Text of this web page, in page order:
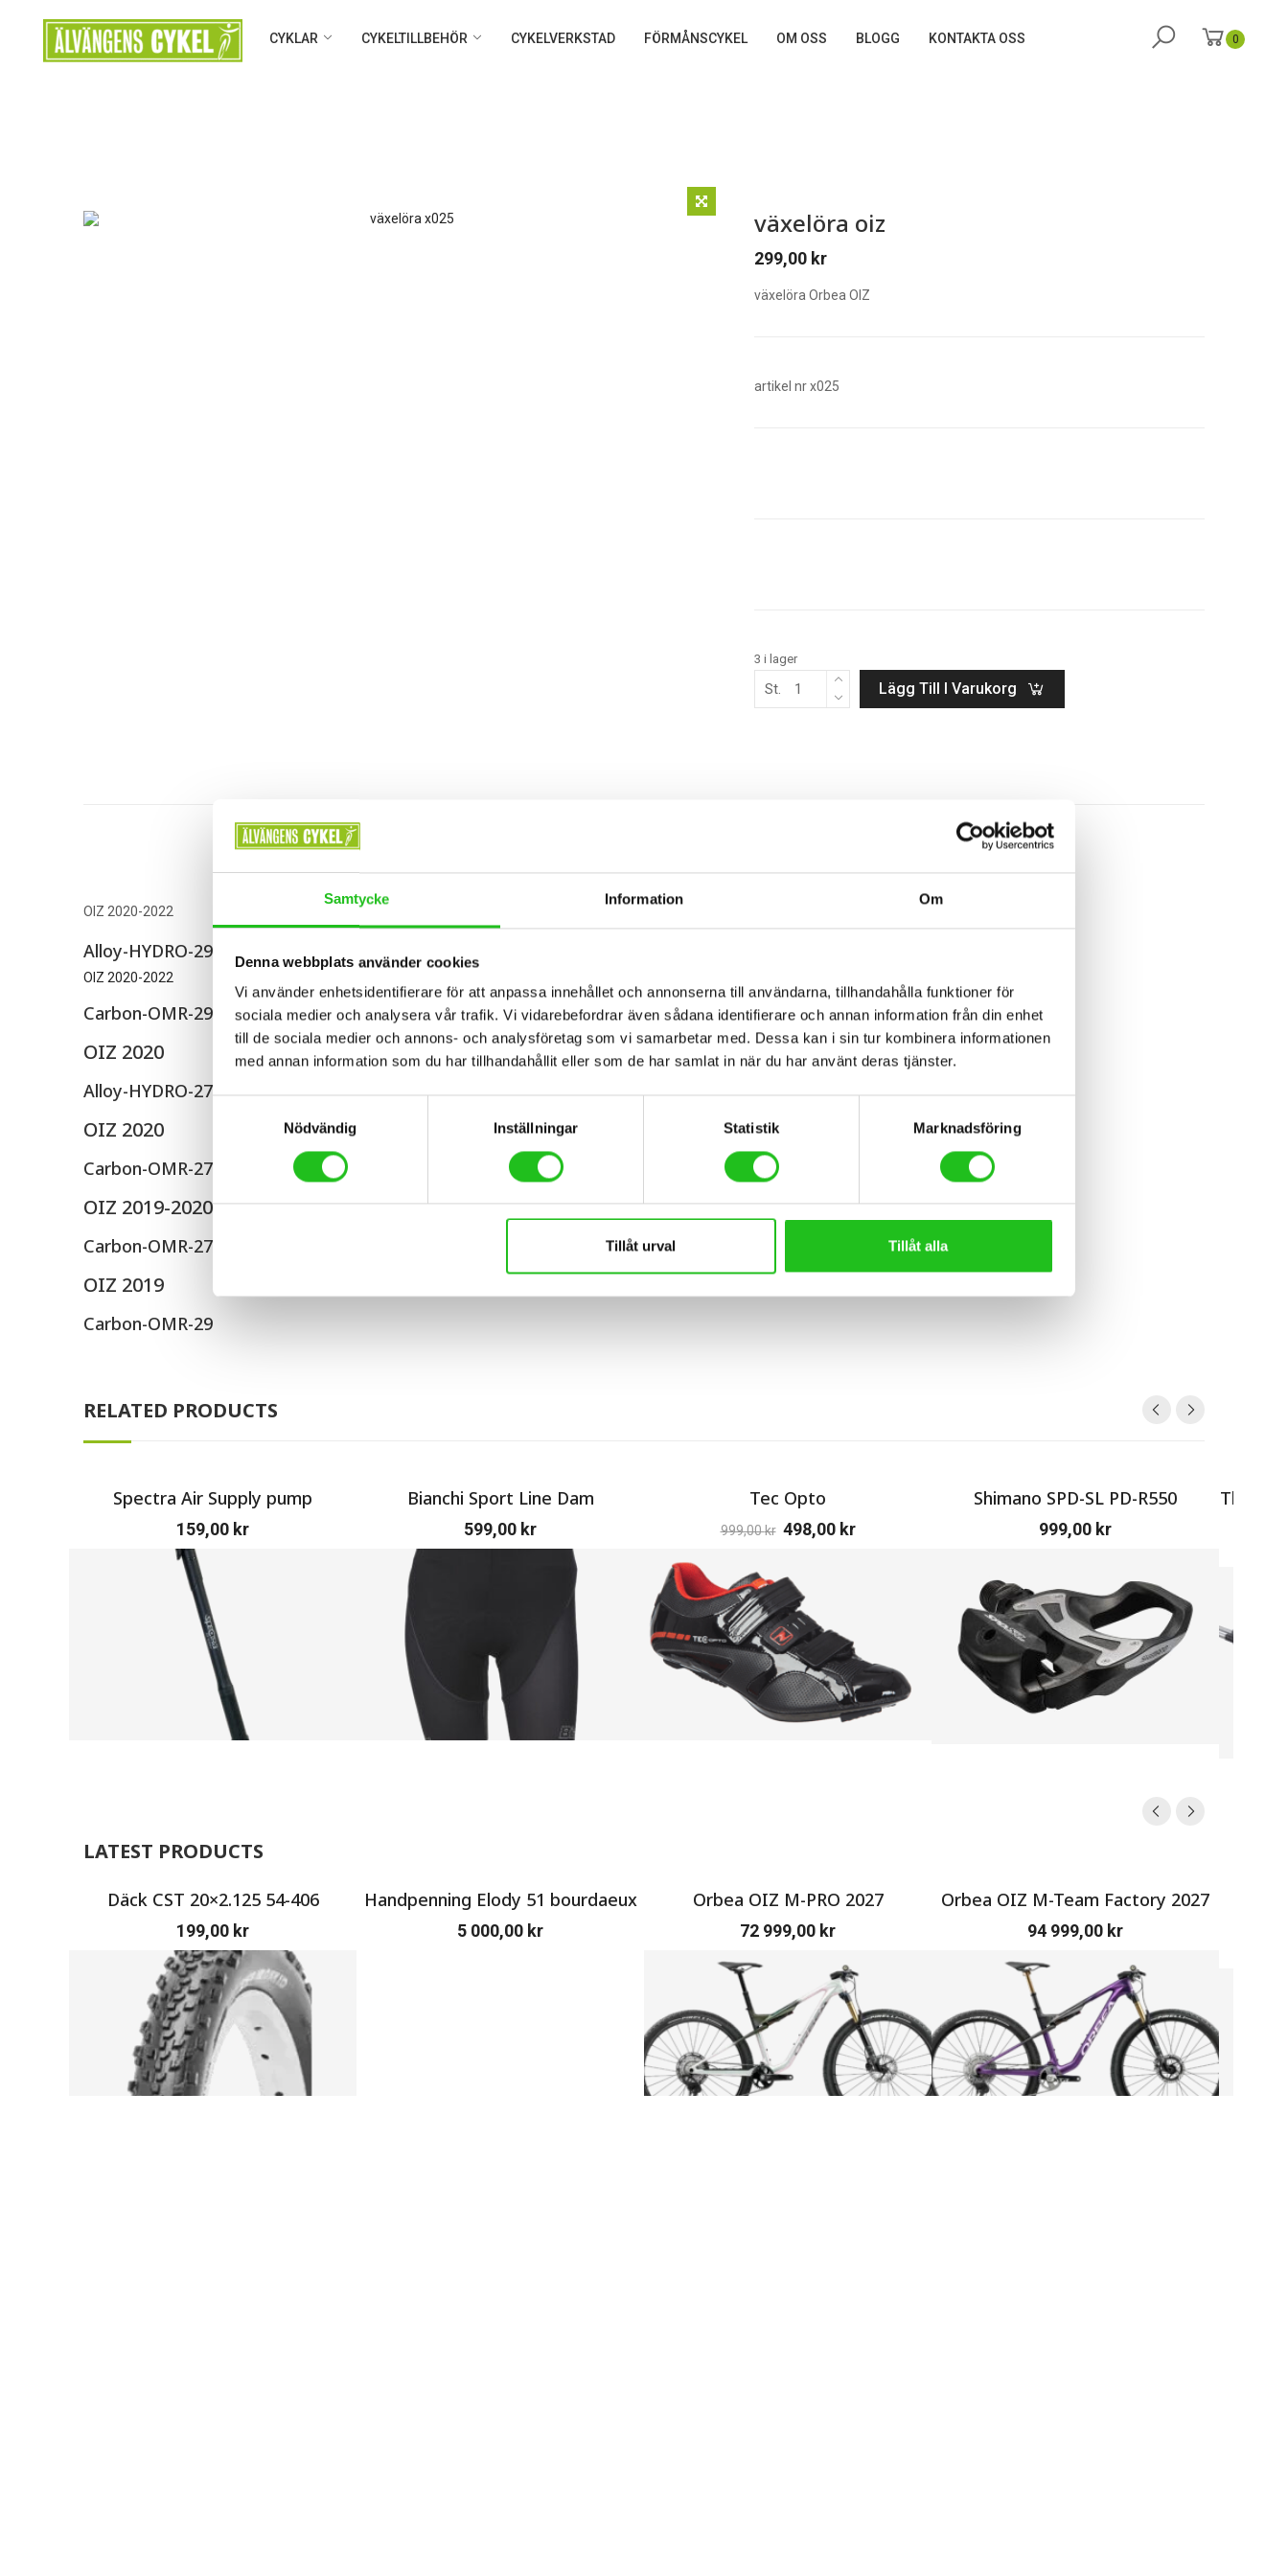
Samtycke Information Om
Denna webbplats använder cookies
Vi använder enhetsidentifierare för att anpassa innehållet och annonserna till användarna, tillhandahålla funktioner för
sociala medier och analysera vår trafik. Vi vidarebefordrar även sådana identifierare och annan information från din enhet
till de sociala medier och annons- och analysföretag som vi samarbetar med. Dessa kan i sin tur kombinera informationen
med annan information som du har tillhandahållit eller som de har samlat in när du har använt deras tjänster.
Nödvändig
Inställningar Statistik Marknadsföring
Tillåt urval Tillåt alla
CYKLAR CYKELTILLBEHÖR CYKELVERKSTAD FÖRMÅNSCYKEL OM OSS BLOGG KONTAKTA OSS 0
växelöra oiz
299,00 kr
växelöra Orbea OIZ
artikel nr x025
3 i lager
St. Lägg Till I Varukorg
OIZ 2020-2022
Alloy-HYDRO-29
OIZ 2020-2022
Carbon-OMR-29
OIZ 2020
Alloy-HYDRO-27
OIZ 2020
Carbon-OMR-27
OIZ 2019-2020
Carbon-OMR-27
OIZ 2019
Carbon-OMR-29
RELATED PRODUCTS
Spectra Air Supply pump
159,00 kr
Bianchi Sport Line Dam
599,00 kr
Tec Opto
999,00kr 498,00 kr
Shimano SPD-SL PD-R550
999,00 kr
Thule
LATEST PRODUCTS
Däck CST 20×2.125 54-406
199,00 kr
Handpenning Elody 51 bourdaeux
5 000,00 kr
Orbea OIZ M-PRO 2027
72 999,00 kr
Orbea OIZ M-Team Factory 2027
94 999,00 kr